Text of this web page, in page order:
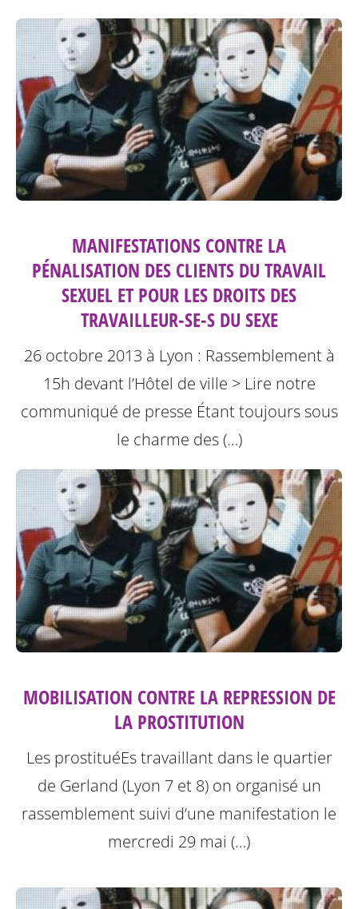
MANIFESTATIONS CONTRE LA
PÉNALISATION DES CLIENTS DU TRAVAIL
SEXUEL ET POUR LES DROITS DES
TRAVAILLEUR-SE-S DU SEXE
26 octobre 2013 à Lyon : Rassemblement à
15h devant l’Hôtel de ville > Lire notre
communiqué de presse Étant toujours sous
le charme des (…)
MOBILISATION CONTRE LA REPRESSION DE
LA PROSTITUTION
Les prostituéEs travaillant dans le quartier
de Gerland (Lyon 7 et 8) on organisé un
rassemblement suivi d’une manifestation le
mercredi 29 mai (…)